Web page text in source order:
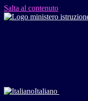
Salta al contenuto
Italiano